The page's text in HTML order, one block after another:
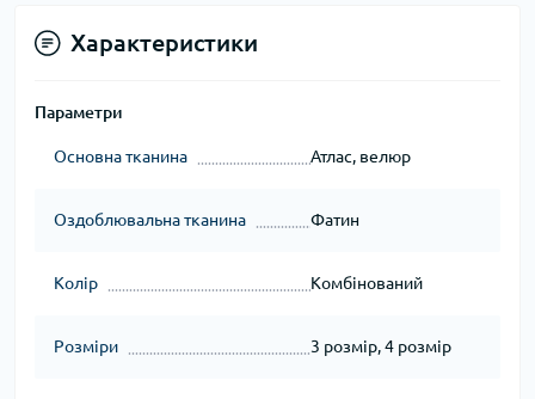
Характеристики
Параметри
Основна тканина Атлас, велюр
Оздоблювальна тканина Фатин
Колір Комбінований
Розміри 3 розмір, 4 розмір